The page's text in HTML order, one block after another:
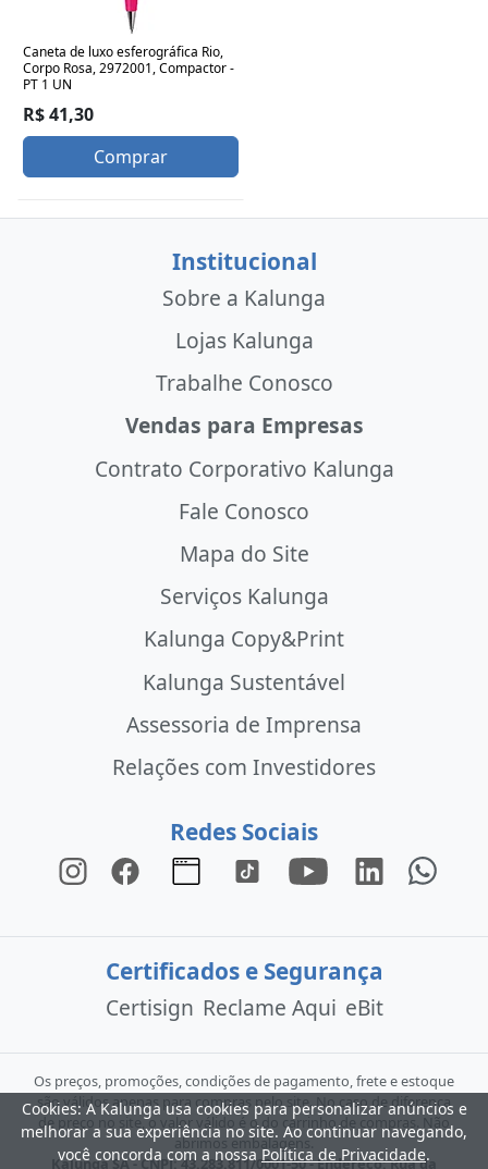
Caneta de luxo esferográfica Rio,
Corpo Rosa, 2972001, Compactor -
PT 1 UN
R$ 41,30
Comprar
Institucional
Sobre a Kalunga
Lojas Kalunga
Trabalhe Conosco
Vendas para Empresas
Contrato Corporativo Kalunga
Fale Conosco
Mapa do Site
Serviços Kalunga
Kalunga Copy&Print
Kalunga Sustentável
Assessoria de Imprensa
Relações com Investidores
Redes Sociais
Certificados e Segurança
Certisign Reclame Aqui eBit
Os preços, promoções, condições de pagamento, frete e estoque
são válidos apenas para compras pelo site. No caso de diferença
de preço no site, o valor válido é o do carrinho de compras. Não
abrimos embalagens.
Kalunga SA - CNPJ: 43.283.811/0001-50 - Endereço: Rua da
Cookies: A Kalunga usa cookies para personalizar anúncios e
melhorar a sua experiência no site. Ao continuar navegando,
você concorda com a nossa Política de Privacidade.